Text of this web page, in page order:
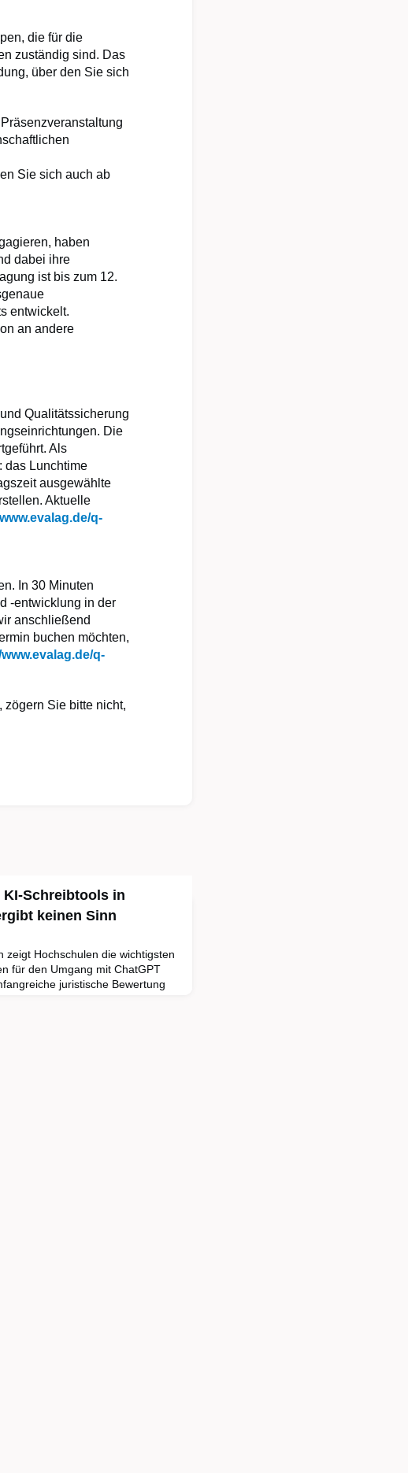
die für die
zuständig sind. Das
über den Sie sich
Sie sich auch ab
haben
dabei ihre
ist bis zum 12.
entwickelt.
an andere
Qualitätssicherung
Die
Als
das Lunchtime
ausgewählte
Aktuelle
q-
In 30 Minuten
-entwicklung in der
anschließend
buchen möchten,
q-
zögern Sie bitte nicht,
KI-Schreibtools in
keinen Sinn
zeigt Hochschulen die wichtigsten
für den Umgang mit ChatGPT
juristische Bewertung